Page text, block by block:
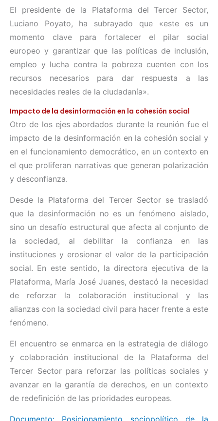
El presidente de la Plataforma del Tercer Sector,
Luciano Poyato, ha subrayado que «este es un
momento clave para fortalecer el pilar social
europeo y garantizar que las políticas de inclusión,
empleo y lucha contra la pobreza cuenten con los
recursos necesarios para dar respuesta a las
necesidades reales de la ciudadanía».
Impacto de la desinformación en la cohesión social
Otro de los ejes abordados durante la reunión fue el
impacto de la desinformación en la cohesión social y
en el funcionamiento democrático, en un contexto en
el que proliferan narrativas que generan polarización
y desconfianza.
Desde la Plataforma del Tercer Sector se trasladó
que la desinformación no es un fenómeno aislado,
sino un desafío estructural que afecta al conjunto de
la sociedad, al debilitar la confianza en las
instituciones y erosionar el valor de la participación
social. En este sentido, la directora ejecutiva de la
Plataforma, María José Juanes, destacó la necesidad
de reforzar la colaboración institucional y las
alianzas con la sociedad civil para hacer frente a este
fenómeno.
El encuentro se enmarca en la estrategia de diálogo
y colaboración institucional de la Plataforma del
Tercer Sector para reforzar las políticas sociales y
avanzar en la garantía de derechos, en un contexto
de redefinición de las prioridades europeas.
Documento: Posicionamiento sociopolítico de la